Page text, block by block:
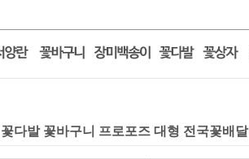
다발 꽃바구니 프로포즈 대형 전국꽃배달